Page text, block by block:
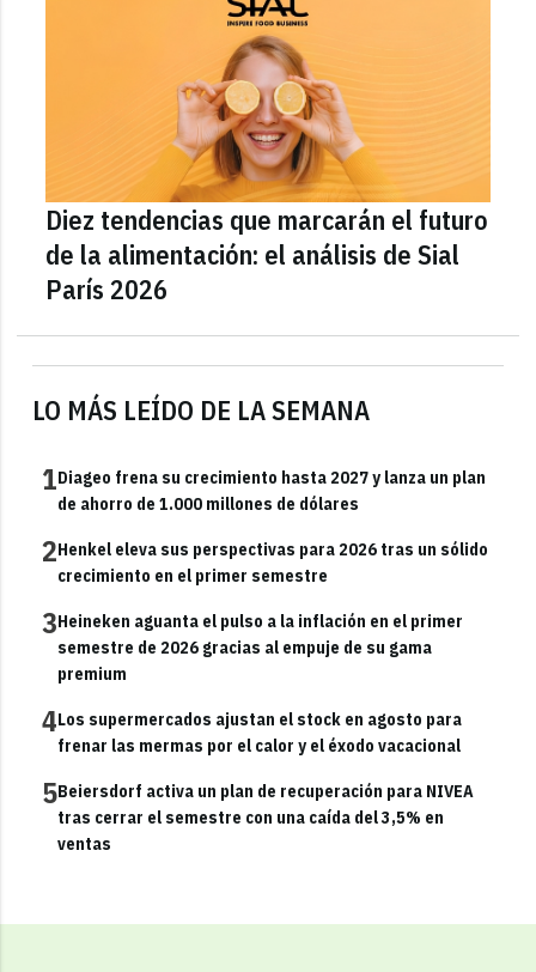
LO MÁS LEÍDO DE LA SEMANA
1Diageo frena su crecimiento hasta 2027 y lanza un plan
de ahorro de 1.000 millones de dólares
2Henkel eleva sus perspectivas para 2026 tras un sólido
crecimiento en el primer semestre
3Heineken aguanta el pulso a la inflación en el primer
semestre de 2026 gracias al empuje de su gama
premium
4Los supermercados ajustan el stock en agosto para
frenar las mermas por el calor y el éxodo vacacional
5Beiersdorf activa un plan de recuperación para NIVEA
tras cerrar el semestre con una caída del 3,5% en
ventas
Diez tendencias que marcarán el futuro
de la alimentación: el análisis de Sial
París 2026